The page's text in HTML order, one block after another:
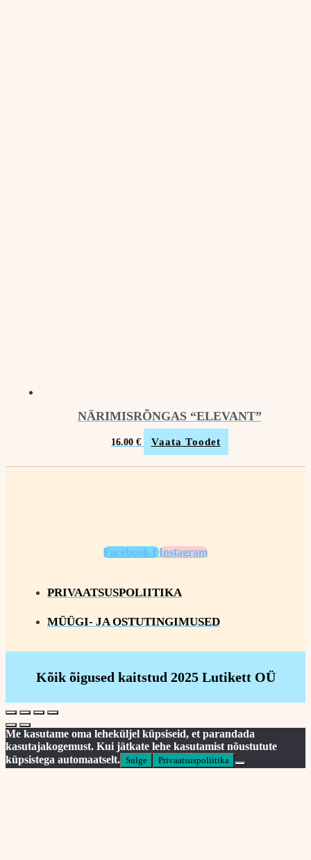
NÄRIMISRÕNGAS “ELEVANT”
16.00 € Vaata Toodet
Facebook-f Instagram
PRIVAATSUSPOLIITIKA
MÜÜGI- JA OSTUTINGIMUSED
Kõik õigused kaitstud 2025 Lutikett OÜ
Me kasutame oma leheküljel küpsiseid, et parandada
kasutajakogemust. Kui jätkate lehe kasutamist nõustutute
küpsistega automaatselt. Sulge Privaatsuspoliitika